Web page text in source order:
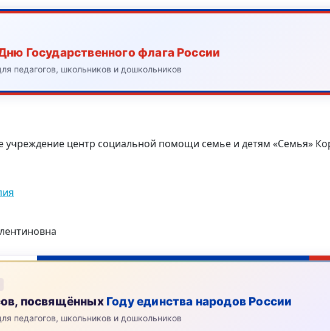
Государственного флага России
педагогов, школьников и дошкольников
центр социальной помощи семье и детям «Семья»
посвящённых Году единства народов России
педагогов, школьников и дошкольников